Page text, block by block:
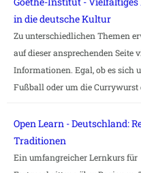
in die deutsche Kultur
Zu unterschiedlichen Themen
auf dieser ansprechenden Seite
Informationen. Egal, ob es sich
Fußball oder um die Currywurst
Open Learn - Deutschland:
Traditionen
Ein umfangreicher Lernkurs für